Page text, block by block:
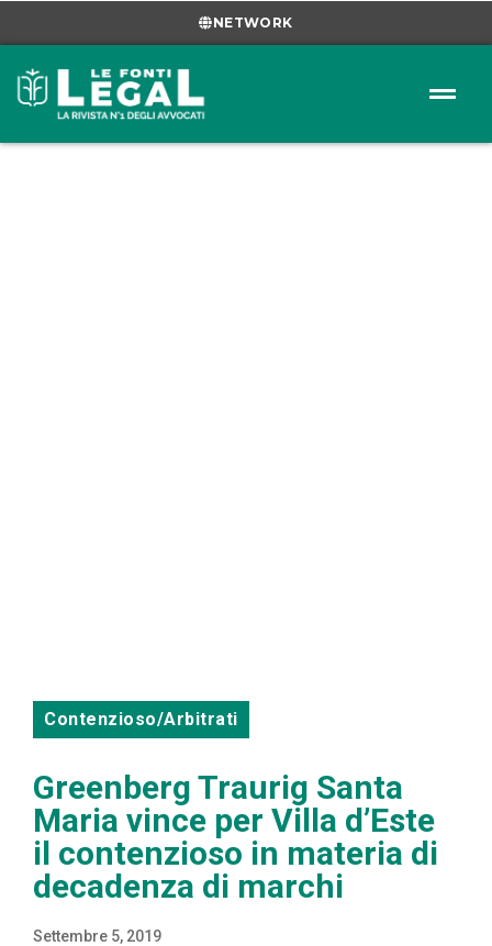
NETWORK
Contenzioso/Arbitrati
Greenberg Traurig Santa
Maria vince per Villa d’Este
il contenzioso in materia di
decadenza di marchi
Settembre 5, 2019